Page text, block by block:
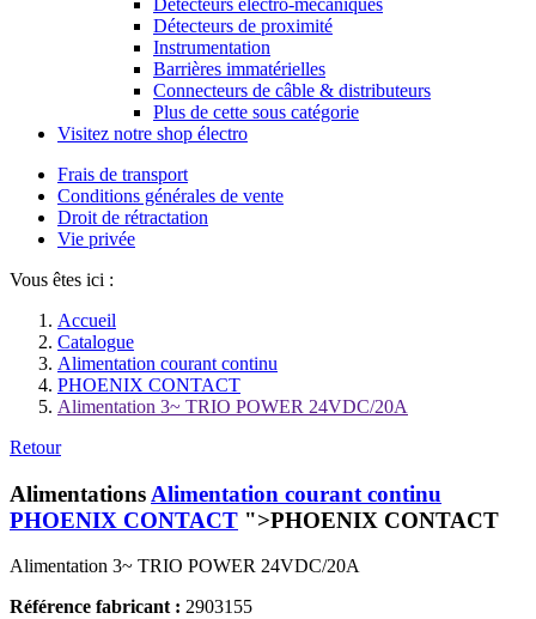
Détecteurs de proximité
Instrumentation
Barrières immatérielles
Connecteurs de câble & distributeurs
Plus de cette sous catégorie
Visitez notre shop électro
Frais de transport
Conditions générales de vente
Droit de rétractation
Vie privée
Vous êtes ici :
Accueil
Catalogue
Alimentation courant continu
PHOENIX CONTACT
Alimentation 3~ TRIO POWER 24VDC/20A
Retour
Alimentations Alimentation courant continu
PHOENIX CONTACT ">PHOENIX CONTACT
Alimentation 3~ TRIO POWER 24VDC/20A
Référence fabricant : 2903155